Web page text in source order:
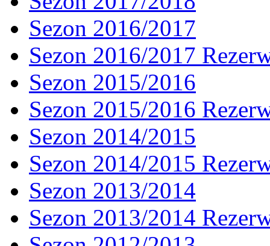
Sezon 2016/2017
Sezon 2016/2017
Sezon 2015/2016
Sezon 2015/2016
Sezon 2014/2015
Sezon 2014/2015
Sezon 2013/2014
Sezon 2013/2014